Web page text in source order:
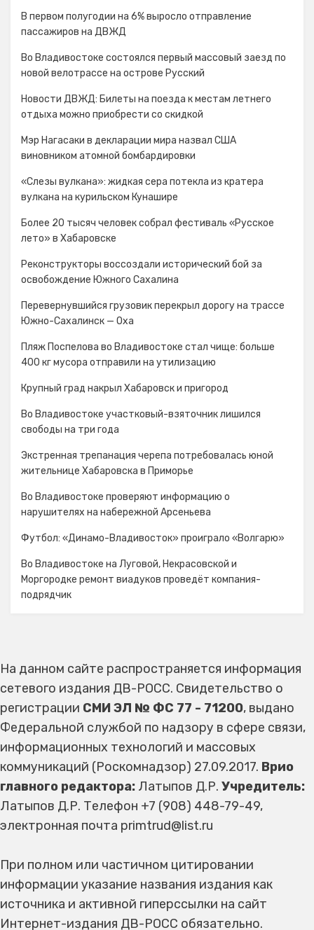
В первом полугодии на 6% выросло отправление
пассажиров на ДВЖД
Во Владивостоке состоялся первый массовый заезд по
новой велотрассе на острове Русский
Новости ДВЖД: Билеты на поезда к местам летнего
отдыха можно приобрести со скидкой
Мэр Нагасаки в декларации мира назвал США
виновником атомной бомбардировки
«Слезы вулкана»: жидкая сера потекла из кратера
вулкана на курильском Кунашире
Более 20 тысяч человек собрал фестиваль «Русское
лето» в Хабаровске
Реконструкторы воссоздали исторический бой за
освобождение Южного Сахалина
Перевернувшийся грузовик перекрыл дорогу на трассе
Южно-Сахалинск — Оха
Пляж Поспелова во Владивостоке стал чище: больше
400 кг мусора отправили на утилизацию
Крупный град накрыл Хабаровск и пригород
Во Владивостоке участковый-взяточник лишился
свободы на три года
Экстренная трепанация черепа потребовалась юной
жительнице Хабаровска в Приморье
Во Владивостоке проверяют информацию о
нарушителях на набережной Арсеньева
Футбол: «Динамо-Владивосток» проиграло «Волгарю»
Во Владивостоке на Луговой, Некрасовской и
Моргородке ремонт виадуков проведёт компания-
подрядчик
На данном сайте распространяется информация
сетевого издания ДВ-РОСС. Свидетельство о
регистрации СМИ ЭЛ № ФС 77 - 71200, выдано
Федеральной службой по надзору в сфере связи,
информационных технологий и массовых
коммуникаций (Роскомнадзор) 27.09.2017. Врио
главного редактора: Латыпов Д.Р. Учредитель:
Латыпов Д.Р. Телефон +7 (908) 448-79-49,
электронная почта primtrud@list.ru
При полном или частичном цитировании
информации указание названия издания как
источника и активной гиперссылки на сайт
Интернет-издания ДВ-РОСС обязательно.